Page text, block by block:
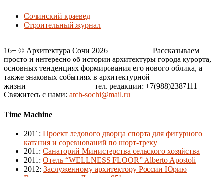
Сочинский краевед
Строительный журнал
16+ © Архитектура Сочи 2026___________ Рассказываем
просто и интересно об истории архитектуры города курорта,
основных тенденциях формирования его нового облика, а
также знаковых событиях в архитектурной
жизни_________________ тел. редакции: +7(988)2387111
Свяжитесь с нами: arch-sochi@mail.ru
Time Machine
2011 : Проект ледового дворца спорта для фигурного
катания и соревнований по шорт-треку
2011 : Санаторий Министерства сельского хозяйства
2011 : Отель “WELLNESS FLOOR” Alberto Apostoli
2012: Заслуженному архитектору России Юрию